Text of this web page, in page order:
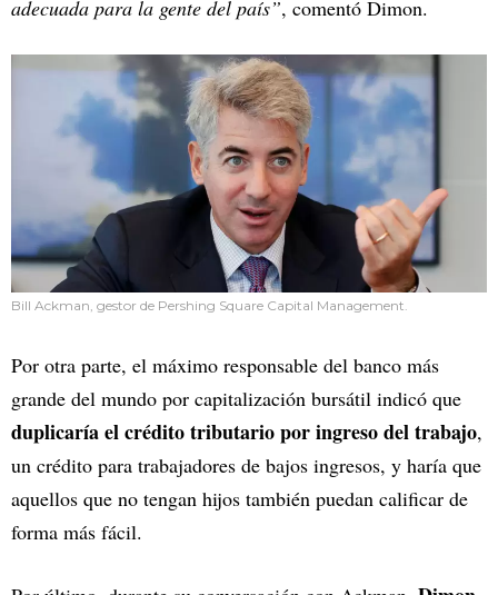
adecuada para la gente del país”, comentó Dimon.
Bill Ackman, gestor de Pershing Square Capital Management.
Por otra parte, el máximo responsable del banco más
grande del mundo por capitalización bursátil indicó que
duplicaría el crédito tributario por ingreso del trabajo,
un crédito para trabajadores de bajos ingresos, y haría que
aquellos que no tengan hijos también puedan calificar de
forma más fácil.